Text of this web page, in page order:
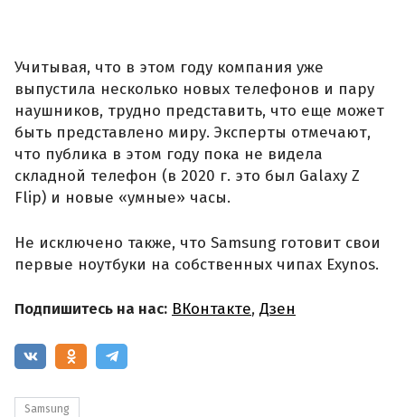
Учитывая, что в этом году компания уже
выпустила несколько новых телефонов и пару
наушников, трудно представить, что еще может
быть представлено миру. Эксперты отмечают,
что публика в этом году пока не видела
складной телефон (в 2020 г. это был Galaxy Z
Flip) и новые «умные» часы.
Не исключено также, что Samsung готовит свои
первые ноутбуки на собственных чипах Exynos.
Подпишитесь на нас: ВКонтакте, Дзен
Samsung